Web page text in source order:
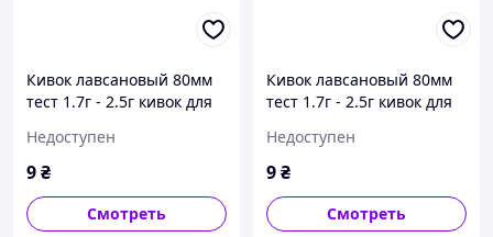
Кивок лавсановый 80мм
тест 1.7г - 2.5г кивок для
Недоступен
9₴
Смотреть
Кивок лавсановый 80мм
тест 1.7г - 2.5г кивок для
Недоступен
9₴
Смотреть